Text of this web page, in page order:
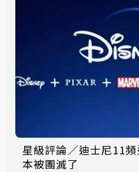
星級評論／迪士尼11
本被團滅了